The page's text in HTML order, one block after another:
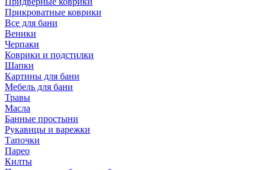
Прикроватные коврики
Все для бани
Веники
Черпаки
Коврики и подстилки
Шапки
Картины для бани
Мебель для бани
Травы
Масла
Банные простыни
Рукавицы и варежки
Тапочки
Парео
Килты